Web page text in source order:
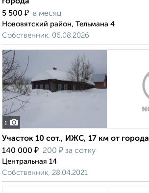
города
5 500 ₽ в месяц
Нововятский район, Тельмана 4
Собственник, 06.08.2026
1
Участок 10 сот., ИЖС, 17 км от города
140 000 ₽ 200 ₽ за сотку
Центральная 14
Собственник, 28.04.2021